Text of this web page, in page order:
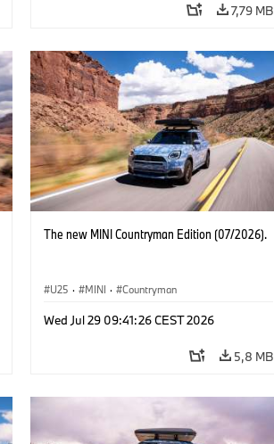
7,79 MB
The new MINI Countryman Edition (07/2026).
U25 · MINI · Countryman
Wed Jul 29 09:41:26 CEST 2026
5,8 MB